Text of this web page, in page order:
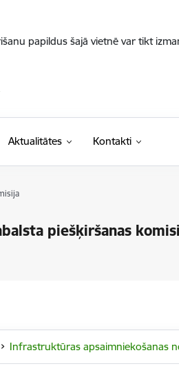
papildus šajā vietnē var tikt
Aktualitātes Kontakti
piešķiršanas
Infrastruktūras apsaimniekošanas